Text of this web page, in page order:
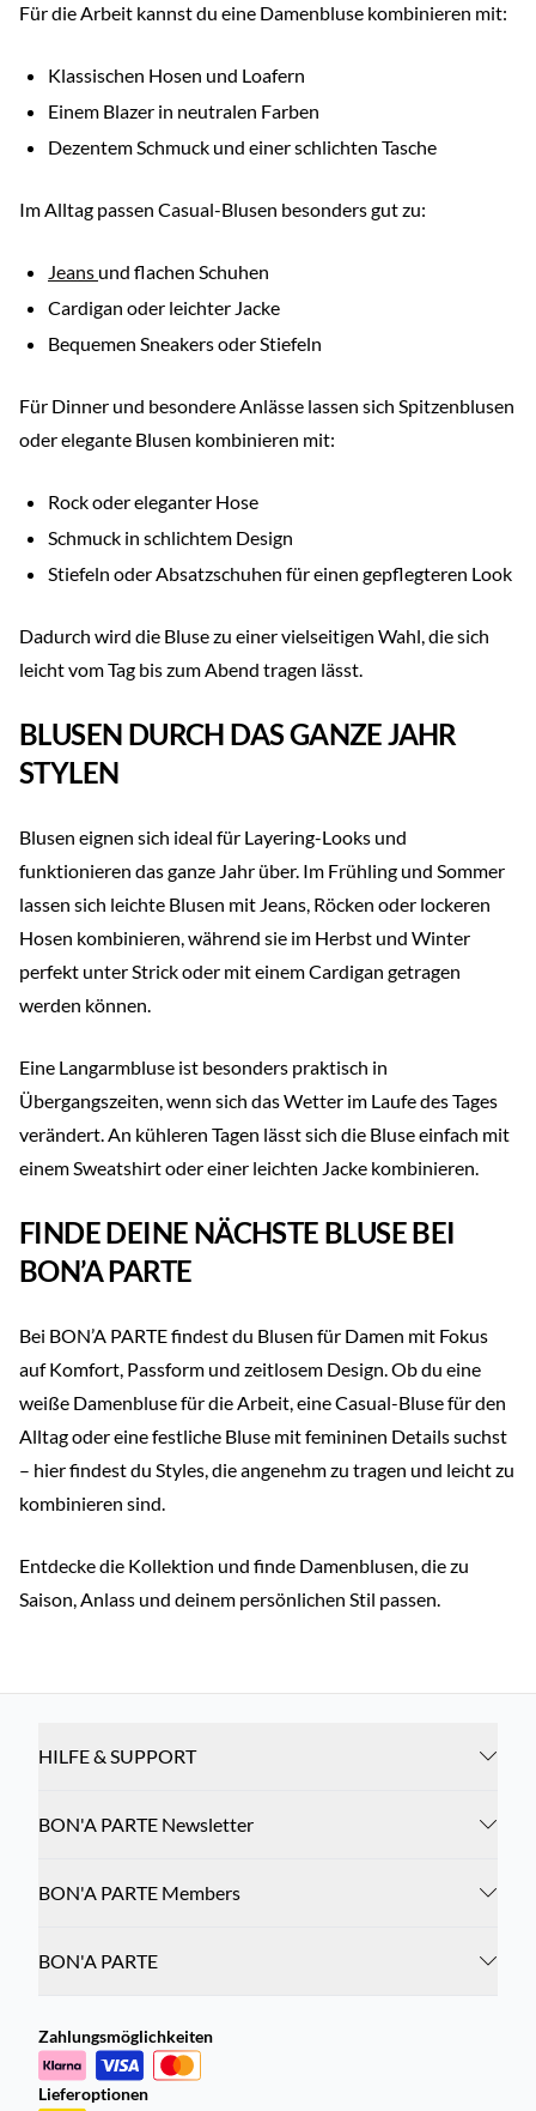
Für die Arbeit kannst du eine Damenbluse kombinieren mit:
Klassischen Hosen und Loafern
Einem Blazer in neutralen Farben
Dezentem Schmuck und einer schlichten Tasche
Im Alltag passen Casual-Blusen besonders gut zu:
Jeans und flachen Schuhen
Cardigan oder leichter Jacke
Bequemen Sneakers oder Stiefeln
Für Dinner und besondere Anlässe lassen sich Spitzenblusen
oder elegante Blusen kombinieren mit:
Rock oder eleganter Hose
Schmuck in schlichtem Design
Stiefeln oder Absatzschuhen für einen gepflegteren Look
Dadurch wird die Bluse zu einer vielseitigen Wahl, die sich
leicht vom Tag bis zum Abend tragen lässt.
BLUSEN DURCH DAS GANZE JAHR
STYLEN
Blusen eignen sich ideal für Layering-Looks und
funktionieren das ganze Jahr über. Im Frühling und Sommer
lassen sich leichte Blusen mit Jeans, Röcken oder lockeren
Hosen kombinieren, während sie im Herbst und Winter
perfekt unter Strick oder mit einem Cardigan getragen
werden können.
Eine Langarmbluse ist besonders praktisch in
Übergangszeiten, wenn sich das Wetter im Laufe des Tages
verändert. An kühleren Tagen lässt sich die Bluse einfach mit
einem Sweatshirt oder einer leichten Jacke kombinieren.
FINDE DEINE NÄCHSTE BLUSE BEI
BON’A PARTE
Bei BON’A PARTE findest du Blusen für Damen mit Fokus
auf Komfort, Passform und zeitlosem Design. Ob du eine
weiße Damenbluse für die Arbeit, eine Casual-Bluse für den
Alltag oder eine festliche Bluse mit femininen Details suchst
– hier findest du Styles, die angenehm zu tragen und leicht zu
kombinieren sind.
Entdecke die Kollektion und finde Damenblusen, die zu
Saison, Anlass und deinem persönlichen Stil passen.
HILFE & SUPPORT
BON'A PARTE Newsletter
BON'A PARTE Members
BON'A PARTE
Zahlungsmöglichkeiten
Lieferoptionen